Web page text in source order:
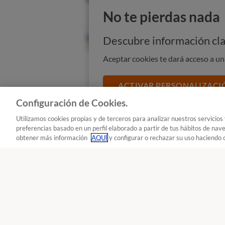
No te pierdas nada
Descubre información
Aceptar cookies te dará acceso a
ACTIVAR
Seguir
Seguir- Altavoces Bluetooth
Configuración de Cookies.
Utilizamos cookies propias y de terceros para analizar nuestros
preferencias basado en un perfil elaborado a partir de tus hábitos de
obtener más información AQUÍy configurar o rechazar su uso haciendo